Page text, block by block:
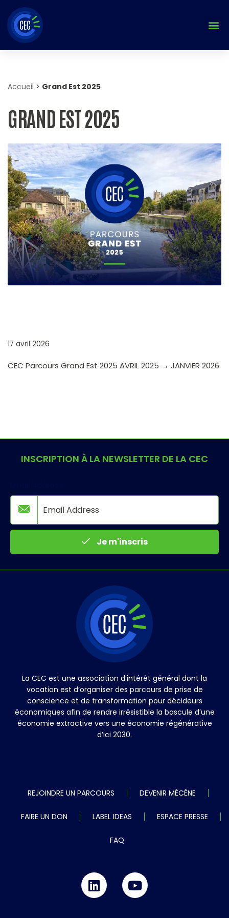
Aller
au
contenu
Accueil > Grand Est 2025
GRAND EST 2025
17 avril 2026
CEC Parcours Grand Est 2025 AVRIL 2025 → JANVIER 2026
INSCRIPTION À LA NEWSLETTER DE LA CEC
Je m'inscris
La CEC est une association d’intérêt général dont la
vocation est d’organiser des parcours de prise de
conscience et de transformation pour décideurs
économiques afin de rendre irrésistible la bascule d’une
économie extractive vers une économie régénérative
d’ici 2030.
REJOINDRE UN PARCOURS DEVENIR MÉCÈNE
FAIRE UN DON LABEL IDEAS ESPACE PRESSE
FAQ